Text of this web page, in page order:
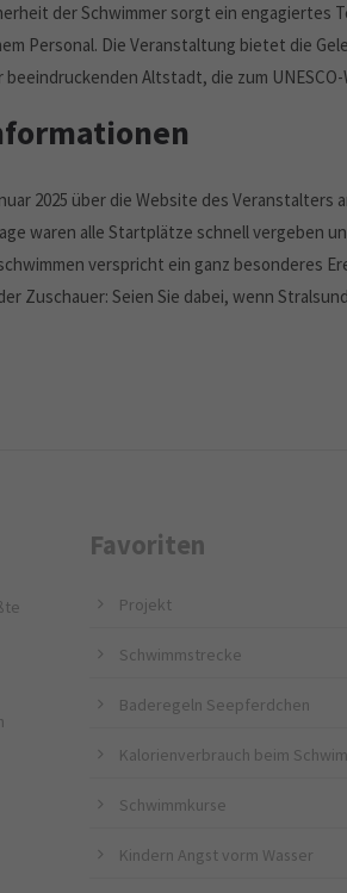
der Schwimmer sorgt ein engagiertes
Personal. Die Veranstaltung bietet die
Altstadt, die zum
2025 über die Website des
waren alle Startplätze schnell vergeben
verspricht ein ganz besonderes
Zuschauer: Seien Sie dabei, wenn
Favoriten
Projekt
Schwimmstrecke
Baderegeln Seepferdchen
Kalorienverbrauch beim
Schwimmkurse
Kindern Angst vorm Wasser